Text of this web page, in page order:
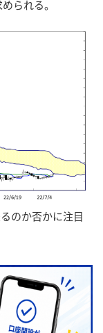
られる。
のか否かに注目